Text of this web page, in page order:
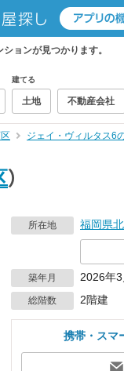
ョンが見つかります。
建てる
土地 不動産会社
ジェイ・ヴィルタス6
）
所在地 福岡県
築年月 2026年3
総階数 2階建
携帯・スマ